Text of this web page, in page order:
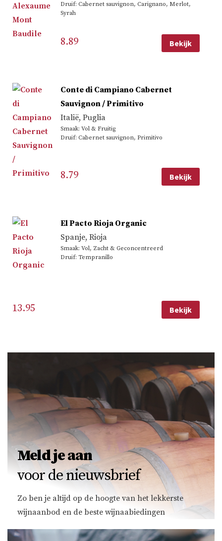
Druif: Cabernet sauvignon, Carignano, Merlot,
Syrah
8.89 Bekijk
Conte di Campiano Cabernet
Sauvignon / Primitivo
Italië, Puglia
Smaak: Vol & Fruitig
Druif: Cabernet sauvignon, Primitivo
8.79 Bekijk
El Pacto Rioja Organic
Spanje, Rioja
Smaak: Vol, Zacht & Geconcentreerd
Druif: Tempranillo
13.95 Bekijk
Meld je aan
voor de nieuwsbrief
Zo ben je altijd op de hoogte van het lekkerste
wijnaanbod en de beste wijnaabiedingen